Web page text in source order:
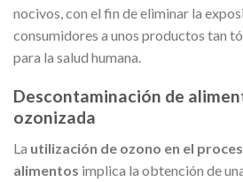
nocivos, con el fin de eliminar la
consumidores a unos productos tan
para la salud humana.
Descontaminación de
ozonizada
La utilización de ozono en el
alimentos implica la obtención de